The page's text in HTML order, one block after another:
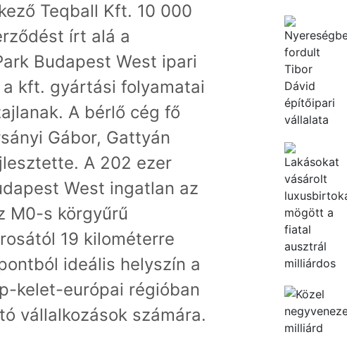
Teqball Kft. 10 000
írt alá a
Budapest West ipari
kft. gyártási folyamatai
A bérlő cég fő
Gábor, Gattyán
A 202 ezer
West ingatlan az
M0-s körgyűrű
19 kilométerre
ideális helyszín a
kelet-európai régióban
vállalkozások számára.